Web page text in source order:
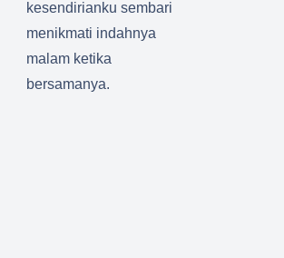
kesendirianku sembari
menikmati indahnya
malam ketika
bersamanya.